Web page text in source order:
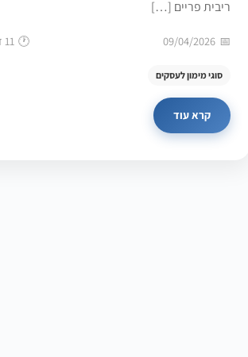
ריבית פריים […]
09/04/2026 11 דקות קריאה
סוגי מימון לעסקים
קרא עוד